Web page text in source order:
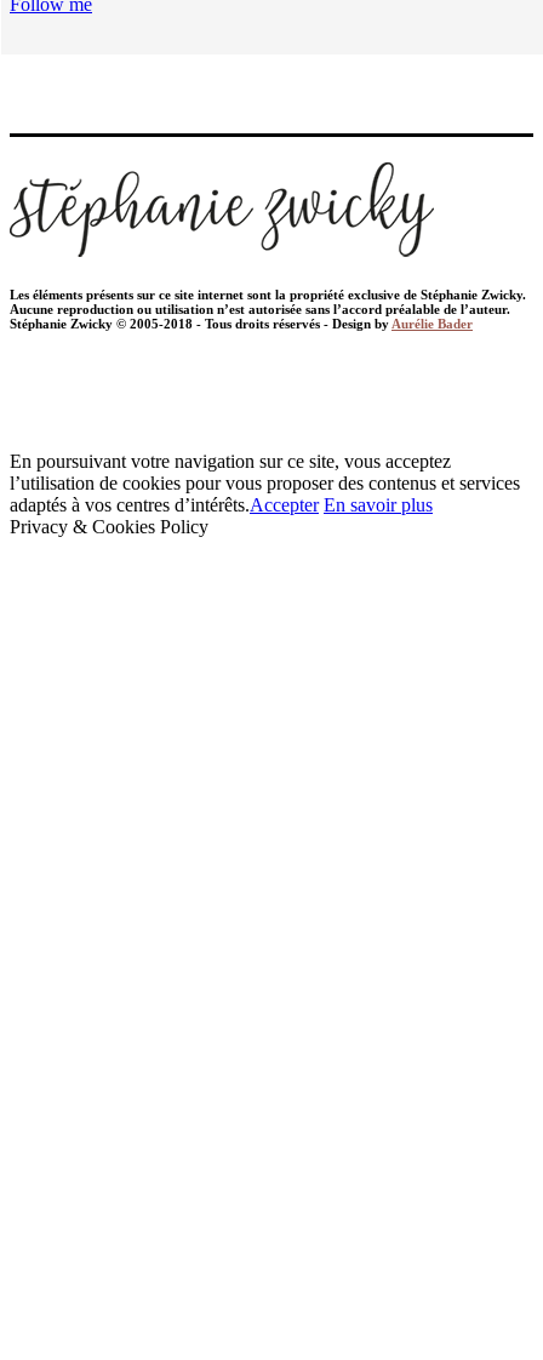
Follow me
Les éléments présents sur ce site internet sont la propriété exclusive de Stéphanie Zwicky.
Aucune reproduction ou utilisation n’est autorisée sans l’accord préalable de l’auteur.
Stéphanie Zwicky © 2005-2018 - Tous droits réservés - Design byAurélie Bader
En poursuivant votre navigation sur ce site, vous acceptez
l’utilisation de cookies pour vous proposer des contenus et services
adaptés à vos centres d’intérêts.Accepter En savoir plus
Privacy & Cookies Policy